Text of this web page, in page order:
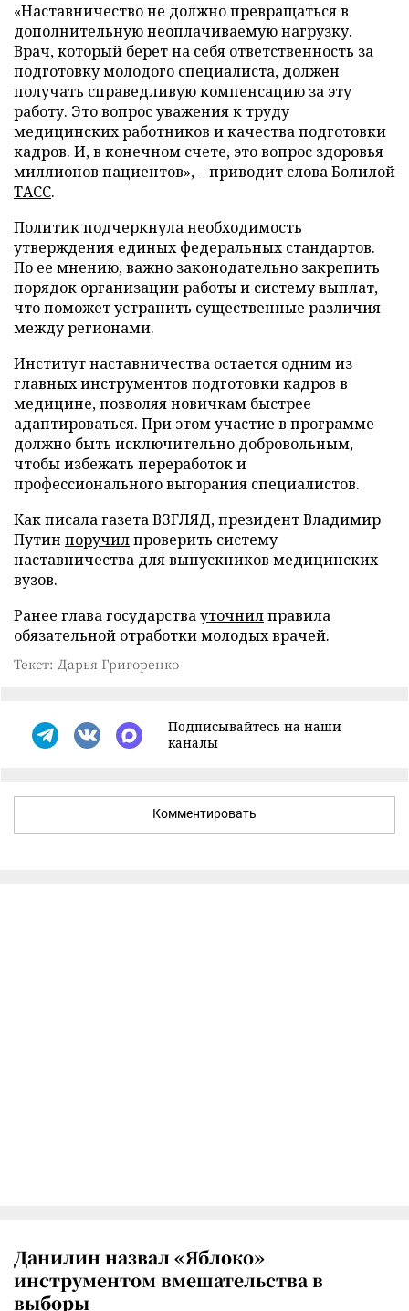
«Наставничество не должно превращаться в
дополнительную неоплачиваемую нагрузку.
Врач, который берет на себя ответственность за
подготовку молодого специалиста, должен
получать справедливую компенсацию за эту
работу. Это вопрос уважения к труду
медицинских работников и качества подготовки
кадров. И, в конечном счете, это вопрос здоровья
миллионов пациентов», – приводит слова Болилой
ТАСС.
Политик подчеркнула необходимость
утверждения единых федеральных стандартов.
По ее мнению, важно законодательно закрепить
порядок организации работы и систему выплат,
что поможет устранить существенные различия
между регионами.
Институт наставничества остается одним из
главных инструментов подготовки кадров в
медицине, позволяя новичкам быстрее
адаптироваться. При этом участие в программе
должно быть исключительно добровольным,
чтобы избежать переработок и
профессионального выгорания специалистов.
Как писала газета ВЗГЛЯД, президент Владимир
Путин поручилпроверить систему
наставничества для выпускников медицинских
вузов.
Ранее глава государствауточнилправила
обязательной отработки молодых врачей.
Текст: Дарья Григоренко
Подписывайтесь на наши
каналы
Комментировать
Данилин назвал «Яблоко»
инструментом вмешательства в
выборы